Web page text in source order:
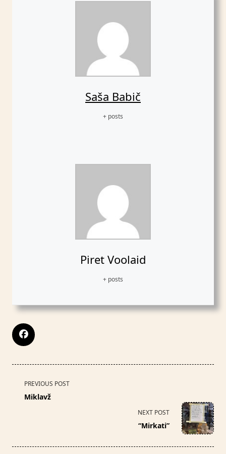
Saša Babič
+ posts
Piret Voolaid
+ posts
<span
class="nav-
PREVIOUS POST
Miklavž
NEXT POST
“Mirkati”